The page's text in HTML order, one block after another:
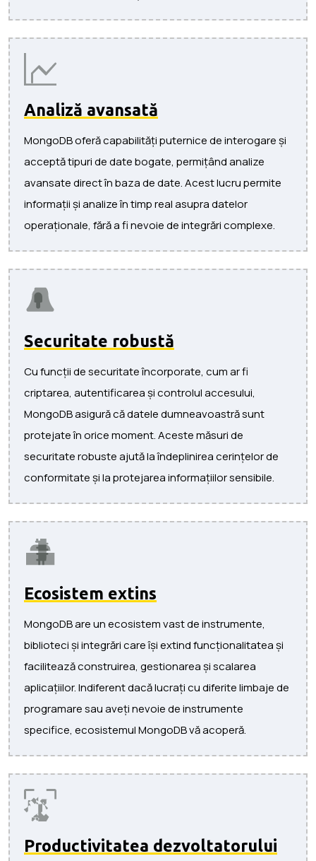
Analiză avansată
MongoDB oferă capabilități puternice de interogare și
acceptă tipuri de date bogate, permițând analize
avansate direct în baza de date. Acest lucru permite
informații și analize în timp real asupra datelor
operaționale, fără a fi nevoie de integrări complexe.
Securitate robustă
Cu funcții de securitate încorporate, cum ar fi
criptarea, autentificarea și controlul accesului,
MongoDB asigură că datele dumneavoastră sunt
protejate în orice moment. Aceste măsuri de
securitate robuste ajută la îndeplinirea cerințelor de
conformitate și la protejarea informațiilor sensibile.
Ecosistem extins
MongoDB are un ecosistem vast de instrumente,
biblioteci și integrări care își extind funcționalitatea și
facilitează construirea, gestionarea și scalarea
aplicațiilor. Indiferent dacă lucrați cu diferite limbaje de
programare sau aveți nevoie de instrumente
specifice, ecosistemul MongoDB vă acoperă.
Productivitatea dezvoltatorului